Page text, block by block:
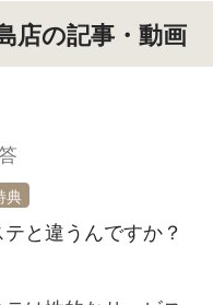
と一切会うことなく
経験の方も当店専
タートして頂きま
っかり研修するので
験のある方は、あ
と、あなたにもお
とです。 顧客満
緒に頑張りましょ
店の記事・動画
典
と違うんですか？